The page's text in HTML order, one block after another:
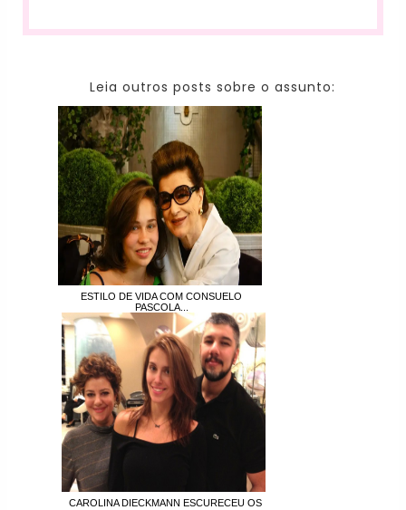
Leia outros posts sobre o assunto:
ESTILO DE VIDA COM CONSUELO
PASCOLA...
CAROLINA DIECKMANN ESCURECEU OS